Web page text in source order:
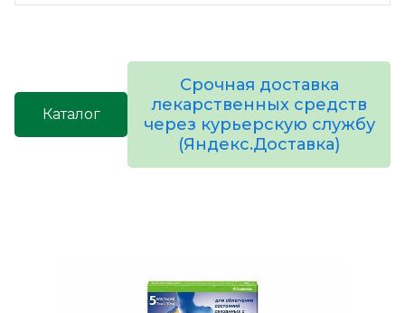
Каталог
Срочная доставка
лекарственных средств
через курьерскую службу
(Яндекс.Доставка)